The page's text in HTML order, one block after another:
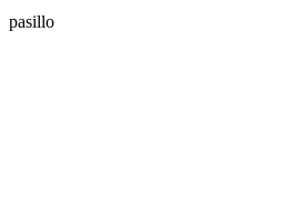
pasillo